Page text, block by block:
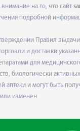
на то, что сайт
подробной
Правил
и доставки
для
биологически
и могут быть
изменен